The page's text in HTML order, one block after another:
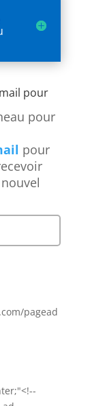
pour
pour
pour
pagead